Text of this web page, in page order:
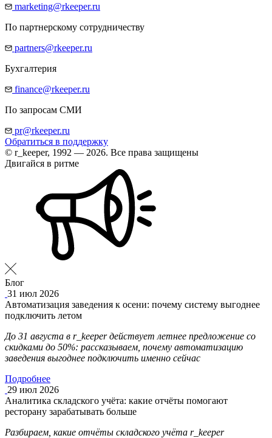
marketing@rkeeper.ru
По партнерскому сотрудничеству
partners@rkeeper.ru
Бухгалтерия
finance@rkeeper.ru
По запросам СМИ
pr@rkeeper.ru
Обратиться в поддержку
© r_keeper, 1992 — 2026. Все права защищены
Двигайся в ритме
Блог
31 июл 2026
Автоматизация заведения к осени: почему систему выгоднее
подключить летом
До 31 августа в r_keeper действует летнее предложение со
скидками до 50%: рассказываем, почему автоматизацию
заведения выгоднее подключить именно сейчас
Подробнее
29 июл 2026
Аналитика складского учёта: какие отчёты помогают
ресторану зарабатывать больше
Разбираем, какие отчёты складского учёта r_keeper